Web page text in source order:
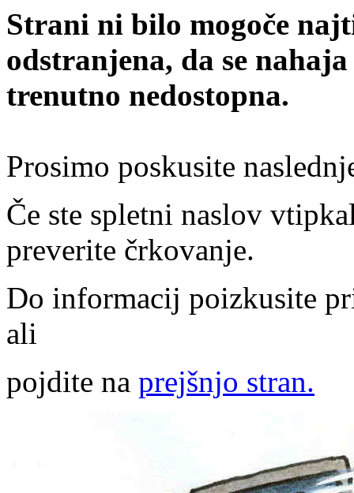
Strani ni bilo mogoče
odstranjena, da se
trenutno nedostopna.
Prosimo poskusite
Če ste spletni naslov
preverite črkovanje.
Do informacij poizkusite
ali
pojdite na prejšnjo stran.